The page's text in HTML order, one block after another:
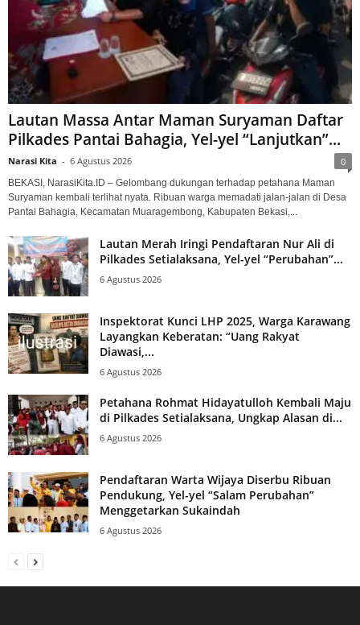
Lautan Massa Antar Maman Suryaman Daftar
Pilkades Pantai Bahagia, Yel-yel “Lanjutkan”...
Narasi Kita - 6 Agustus 2026 0
BEKASI, NarasiKita.ID – Gelombang dukungan terhadap petahana Maman
Suryaman kembali terlihat nyata. Ribuan warga memadati jalan-jalan di Desa
Pantai Bahagia, Kecamatan Muaragembong, Kabupaten Bekasi,...
Lautan Merah Iringi Pendaftaran Nur Ali di
Pilkades Setialaksana, Yel-yel “Perubahan”...
6 Agustus 2026
Inspektorat Kunci LHP 2025, Warga Karawang
Layangkan Keberatan: “Uang Rakyat
Diawasi,...
6 Agustus 2026
Petahana Rohmat Hidayatulloh Kembali Maju
di Pilkades Setialaksana, Ungkap Alasan di...
6 Agustus 2026
Pendaftaran Warta Wijaya Diserbu Ribuan
Pendukung, Yel-yel “Salam Perubahan”
Menggetarkan Sukaindah
6 Agustus 2026